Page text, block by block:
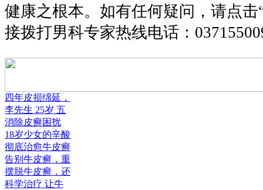
健康之根本。如有任何疑问，请点击
接拨打男科专家热线电话：
四年皮损绵延，
李先生 25岁 五
消除皮癣困扰
18岁少女的辛酸
彻底治愈牛皮癣
告别牛皮癣，重
摆脱牛皮癣，还
科学治疗 让牛